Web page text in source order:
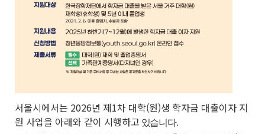
서울시에서는 2026년 제1차 대학(원)생 학자금 대출이자 지
원 사업을 아래와 같이 시행하고 있습니다.